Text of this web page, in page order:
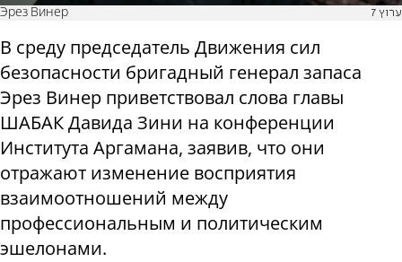
Эрез Винер ערוץ 7
В среду председатель Движения сил
безопасности бригадный генерал запаса
Эрез Винер приветствовал слова главы
ШАБАК Давида Зини на конференции
Института Аргамана, заявив, что они
отражают изменение восприятия
взаимоотношений между
профессиональным и политическим
эшелонами.